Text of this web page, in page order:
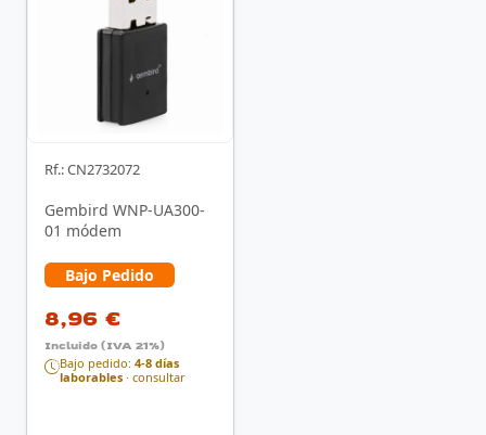
Rf.: CN2732072
Gembird WNP-UA300-
01 módem
Bajo Pedido
8,96 €
Incluido (IVA 21%)
Bajo pedido: 4-8 días
laborables · consultar